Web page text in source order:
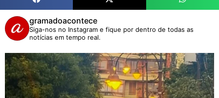
gramadoacontece
Siga-nos no Instagram e fique por dentro de todas as
notícias em tempo real.